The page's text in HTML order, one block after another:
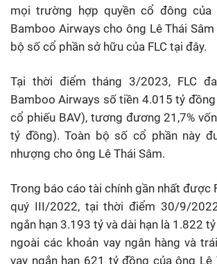
mọi trường hợp quyền cổ đông của
Bamboo Airways cho ông Lê Thái
bộ số cổ phần sở hữu của FLC tại đây.
Tại thời điểm tháng 3/2023, FLC
Bamboo Airways số tiền 4.015 tỷ
cổ phiếu BAV), tương đương 21,7%
tỷ đồng). Toàn bộ số cổ phần này
nhượng cho ông Lê Thái Sâm.
Trong báo cáo tài chính gần nhất được
quý III/2022, tại thời điểm 30/9/
ngắn hạn 3.193 tỷ và dài hạn là 1.822
ngoài các khoản vay ngân hàng và
vay ngắn hạn 621 tỷ đồng của ông Lê